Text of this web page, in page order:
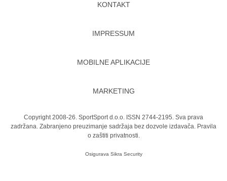
KONTAKT
IMPRESSUM
MOBILNE APLIKACIJE
MARKETING
Copyright 2008-26. SportSport d.o.o. ISSN 2744-2195. Sva prava
zadržana. Zabranjeno preuzimanje sadržaja bez dozvole izdavača. Pravila
o zaštiti privatnosti.
Osigurava Sikra Security